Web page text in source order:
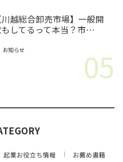
川越総合卸売市場】一般開
してるって本当？市…
お知らせ 05
起業お役立ち情報 お薦め書籍